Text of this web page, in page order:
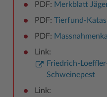
PDF: Merkblatt
PDF:Tierfund-
PDF:
Link:
Friedrich-
Schweinepest
Link: